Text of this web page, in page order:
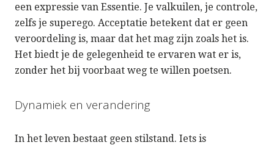
een expressie van Essentie. Je valkuilen, je controle,
zelfs je superego. Acceptatie betekent dat er geen
veroordeling is, maar dat het mag zijn zoals het is.
Het biedt je de gelegenheid te ervaren wat er is,
zonder het bij voorbaat weg te willen poetsen.
Dynamiek en verandering
In het leven bestaat geen stilstand. Iets is